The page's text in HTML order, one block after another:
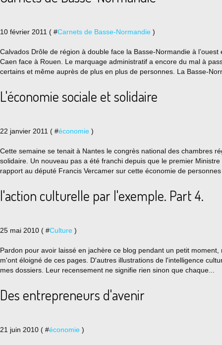
10 février 2011 ( #Carnets de Basse-Normandie )
Calvados Drôle de région à double face la Basse-Normandie à l’ouest
Caen face à Rouen. Le marquage administratif a encore du mal à
certains et même auprès de plus en plus de personnes. La Basse-
L'économie sociale et solidaire
22 janvier 2011 ( #économie )
Cette semaine se tenait à Nantes le congrès national des chambres
solidaire. Un nouveau pas a été franchi depuis que le premier
rapport au député Francis Vercamer sur cette économie de
l'action culturelle par l'exemple. Part 4.
25 mai 2010 ( #Culture )
Pardon pour avoir laissé en jachère ce blog pendant un petit moment,
m'ont éloigné de ces pages. D'autres illustrations de l'intelligence
mes dossiers. Leur recensement ne signifie rien sinon que chaque...
Des entrepreneurs d'avenir
21 juin 2010 ( #économie )